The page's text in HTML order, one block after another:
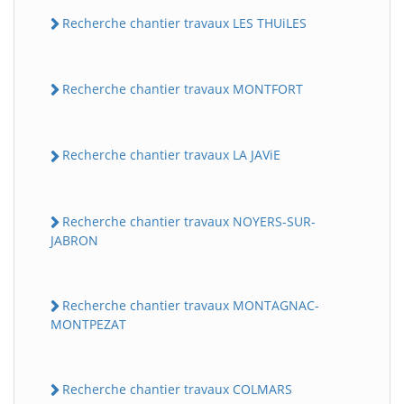
Recherche chantier travaux LES THUiLES
Recherche chantier travaux MONTFORT
Recherche chantier travaux LA JAViE
Recherche chantier travaux NOYERS-SUR-
JABRON
Recherche chantier travaux MONTAGNAC-
MONTPEZAT
Recherche chantier travaux COLMARS